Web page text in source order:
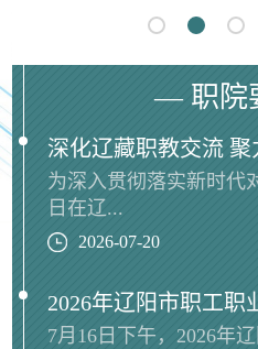
— 职院
深化辽藏职教交流 聚
为深入贯彻落实新时代
日在辽...
2026-07-20
2026年辽阳市职工职
7月16日下午，2026年